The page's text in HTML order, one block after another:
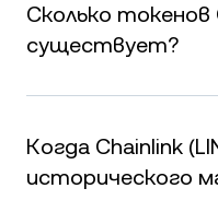
оплаты сервисов
обеспечения
Сколько токенов
существует?
Общий объём выпуска
LINK. Оставшиеся
вознаграждений за
нод и развития
Когда Chainlink
исторического